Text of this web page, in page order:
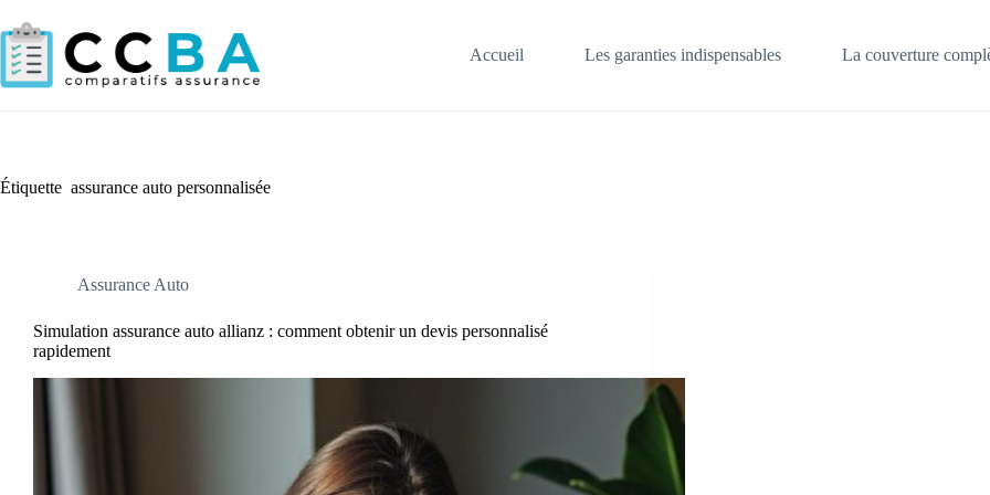
au
contenu
Accueil Les garanties indispensables La couverture
Étiquette assurance auto personnalisée
Assurance Auto
Simulation assurance auto allianz : comment obtenir un devis personnalisé
rapidement